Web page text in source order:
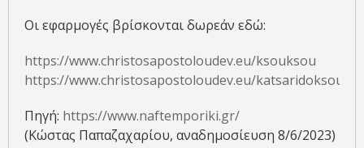
Οι εφαρμογές βρίσκονται δωρεάν εδώ:
https://www.christosapostoloudev.eu/ksouksou
https://www.christosapostoloudev.eu/
Πηγή: https://www.naftemporiki.gr/
(Κώστας Παπαζαχαρίου, αναδημοσίευση 8/6/2023)